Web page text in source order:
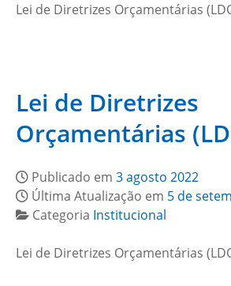
Lei de Diretrizes Orçamentárias
Lei de Diretrizes
Orçamentárias
Publicado em 3 agosto 2022
Última Atualização em 5 de
Categoria Institucional
Lei de Diretrizes Orçamentárias